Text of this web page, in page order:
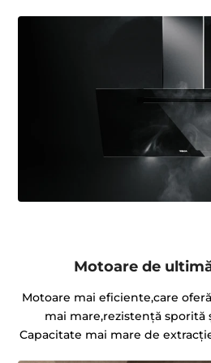
Motoare de
Motoare mai eficiente,care
mai mare,rezistenţă sporită
Capacitate mai mare de